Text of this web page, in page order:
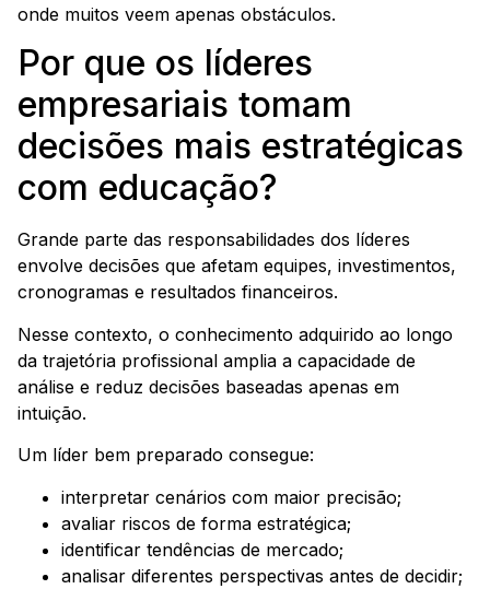
onde muitos veem apenas obstáculos.
Por que os líderes
empresariais tomam
decisões mais estratégicas
com educação?
Grande parte das responsabilidades dos líderes
envolve decisões que afetam equipes, investimentos,
cronogramas e resultados financeiros.
Nesse contexto, o conhecimento adquirido ao longo
da trajetória profissional amplia a capacidade de
análise e reduz decisões baseadas apenas em
intuição.
Um líder bem preparado consegue:
interpretar cenários com maior precisão;
avaliar riscos de forma estratégica;
identificar tendências de mercado;
analisar diferentes perspectivas antes de decidir;